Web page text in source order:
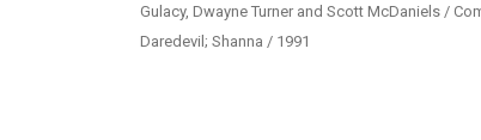
Gulacy, Dwayne Turner and Scott McDaniels /
Daredevil; Shanna / 1991